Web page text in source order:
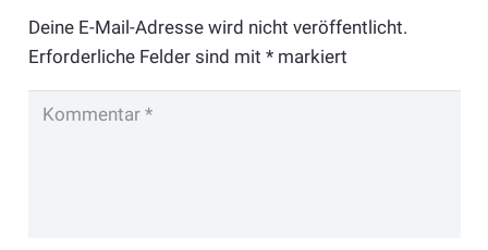
Deine E-Mail-Adresse wird nicht veröffentlicht.
Erforderliche Felder sind mit *markiert